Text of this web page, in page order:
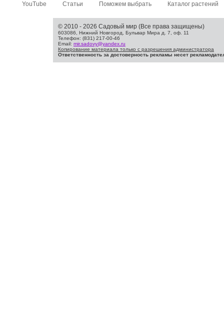
YouTube Статьи Поможем выбрать Каталог растений
© 2010 - 2026 Садовый мир (Все права защищены)
603086, Нижний Новгород, Бульвар Мира д. 7, оф. 11
Телефон: (831) 217-00-46
Email: mir.sadovy@yandex.ru
Копирование материала только с разрешения администратора
Ответственность за достоверность рекламы несет